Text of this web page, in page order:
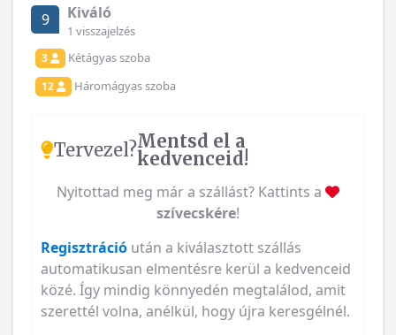
9 Kiváló
1 visszajelzés
3 Kétágyas szoba
12 Háromágyas szoba
Tervezel?Mentsd el a
kedvenceid!
Nyitottad meg már a szállást? Kattints a
szívecskére!
Regisztráció után a kiválasztott szállás
automatikusan elmentésre kerül a kedvenceid
közé. Így mindig könnyedén megtalálod, amit
szerettél volna, anélkül, hogy újra keresgélnél.